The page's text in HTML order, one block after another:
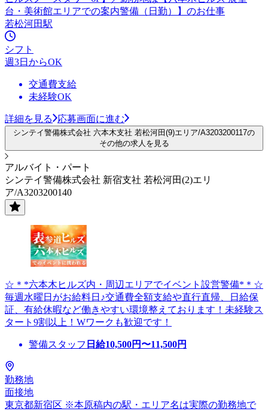
台・美術館エリアでの案内警備（日勤）】のお仕事
若松河田駅
シフト
週3日からOK
交通費支給
未経験OK
詳細を見る 応募画面に進む
シンテイ警備株式会社 六本木支社 若松河田(9)エリア/A3203200117の
その他の求人を見る
アルバイト・パート
シンテイ警備株式会社 新宿支社 若松河田(2)エリ
ア/A3203200140
☆＊*六本木ヒルズ内・周辺エリアでイベント設営警備*＊☆
毎週水曜日がお給料日♪交通費全額支給や直行直帰、日給保
証、有給休暇など働きやすい環境整えております！未経験ス
タート9割以上！Wワークも歓迎です！
警備スタッフ 日給10,500円〜11,500円
勤務地
面接地
東京都新宿区 ※本原稿内の駅・エリア名は実際の勤務地で